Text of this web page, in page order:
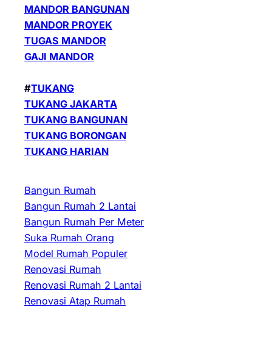
MANDOR BANGUNAN
MANDOR PROYEK
TUGAS MANDOR
GAJI MANDOR
#TUKANG
TUKANG JAKARTA
TUKANG BANGUNAN
TUKANG BORONGAN
TUKANG HARIAN
Bangun Rumah
Bangun Rumah 2 Lantai
Bangun Rumah Per Meter
Suka Rumah Orang
Model Rumah Populer
Renovasi Rumah
Renovasi Rumah 2 Lantai
Renovasi Atap Rumah